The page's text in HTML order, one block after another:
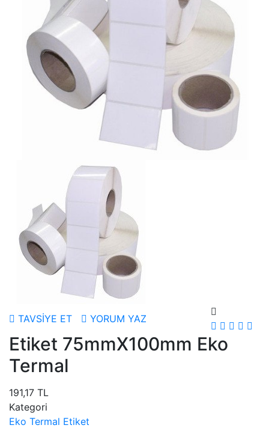
TAVSİYE ET YORUM YAZ
Etiket 75mmX100mm Eko
Termal
191,17 TL
Kategori
Eko Termal Etiket